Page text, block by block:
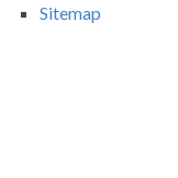
Sitemap